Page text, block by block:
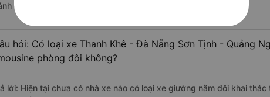
giá của khách hàng).
hỏi: Có loại xe Thanh Khê - Đà Nẵng Sơn Tịnh - Quảng
phòng đôi không?
lời: Hiện tại chưa có nhà xe nào có loại xe giường nằm đôi khai